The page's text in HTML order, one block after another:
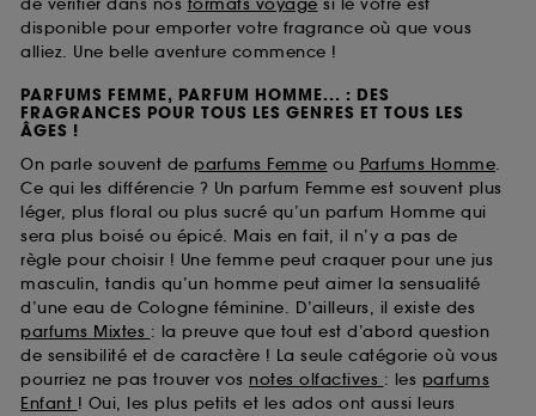
disponible pour emporter votre fragrance où que vous
alliez. Une belle aventure commence !
PARFUMS FEMME, PARFUM HOMME... : DES
FRAGRANCES POUR TOUS LES GENRES ET TOUS LES
ÂGES !
On parle souvent de parfums Femme ou Parfums Homme.
Ce qui les différencie ? Un parfum Femme est souvent plus
léger, plus floral ou plus sucré qu’un parfum Homme qui
sera plus boisé ou épicé. Mais en fait, il n’y a pas de
règle pour choisir ! Une femme peut craquer pour une jus
masculin, tandis qu’un homme peut aimer la sensualité
d’une eau de Cologne féminine. D’ailleurs, il existe des
parfums Mixtes : la preuve que tout est d’abord question
de sensibilité et de caractère ! La seule catégorie où vous
pourriez ne pas trouver vos notes olfactives : les parfums
Enfant ! Oui, les plus petits et les ados ont aussi leurs